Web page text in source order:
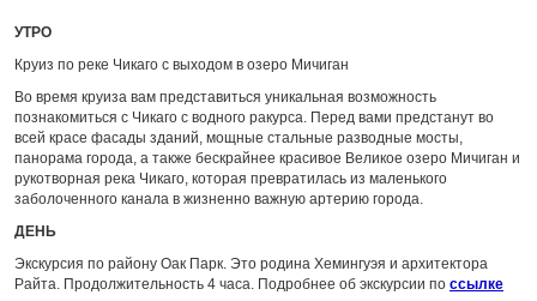
УТРО
Круиз по реке Чикаго с выходом в озеро Мичиган
Во время круиза вам представиться уникальная возможность
познакомиться с Чикаго с водного ракурса. Перед вами предстанут во
всей красе фасады зданий, мощные стальные разводные мосты,
панорама города, а также бескрайнее красивое Великое озеро Мичиган и
рукотворная река Чикаго, которая превратилась из маленького
заболоченного канала в жизненно важную артерию города.
ДЕНЬ
Экскурсия по району Оак Парк. Это родина Хемингуэя и архитектора
Райта. Продолжительность 4 часа. Подробнее об экскурсии по ссылке